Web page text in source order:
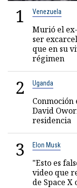
1 Venezuela
Murió el
ser
que en su
régimen
2 Uganda
David
residencia
3 Elon Musk
"Esto es
video que
de Space